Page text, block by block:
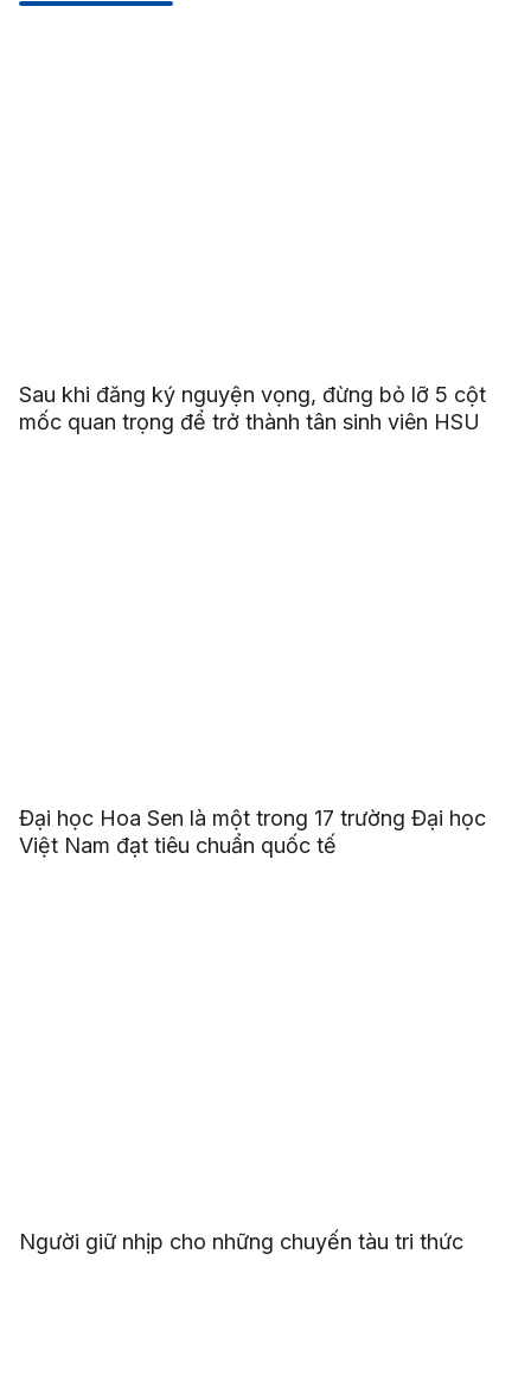
Sau khi đăng ký nguyện vọng, đừng bỏ lỡ 5 cột
mốc quan trọng để trở thành tân sinh viên HSU
Đại học Hoa Sen là một trong 17 trường Đại học
Việt Nam đạt tiêu chuẩn quốc tế
Người giữ nhịp cho những chuyến tàu tri thức